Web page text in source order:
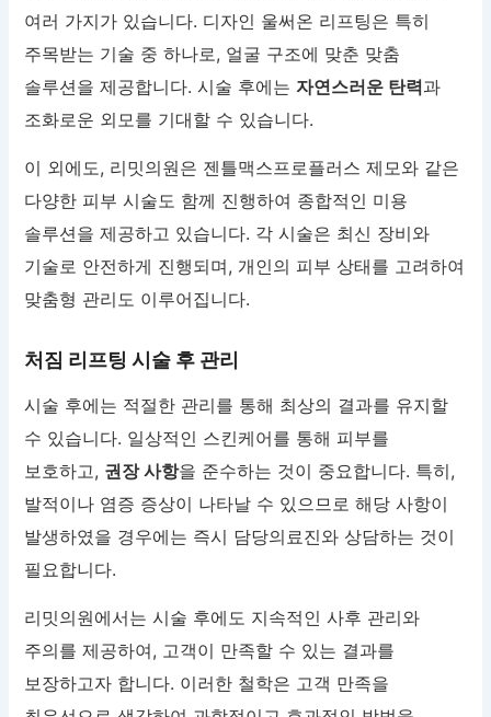
여러 가지가 있습니다. 디자인 울써온 리프팅은 특히
주목받는 기술 중 하나로, 얼굴 구조에 맞춘 맞춤
솔루션을 제공합니다. 시술 후에는자연스러운 탄력과
조화로운 외모를 기대할 수 있습니다.
이 외에도, 리밋의원은 젠틀맥스프로플러스 제모와 같은
다양한 피부 시술도 함께 진행하여 종합적인 미용
솔루션을 제공하고 있습니다. 각 시술은 최신 장비와
기술로 안전하게 진행되며, 개인의 피부 상태를 고려하여
맞춤형 관리도 이루어집니다.
처짐 리프팅 시술 후 관리
시술 후에는 적절한 관리를 통해 최상의 결과를 유지할
수 있습니다. 일상적인 스킨케어를 통해 피부를
보호하고, 권장 사항을 준수하는 것이 중요합니다. 특히,
발적이나 염증 증상이 나타날 수 있으므로 해당 사항이
발생하였을 경우에는 즉시 담당의료진와 상담하는 것이
필요합니다.
리밋의원에서는 시술 후에도 지속적인 사후 관리와
주의를 제공하여, 고객이 만족할 수 있는 결과를
보장하고자 합니다. 이러한 철학은 고객 만족을